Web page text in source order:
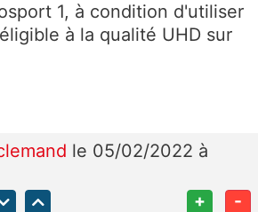
1, à condition d'utiliser
à la qualité UHD sur
le 05/02/2022 à
+ -